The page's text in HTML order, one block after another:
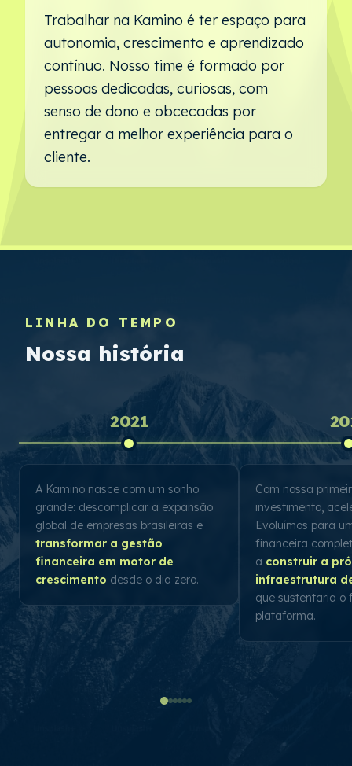
Trabalhar na Kamino é ter espaço para
autonomia, crescimento e aprendizado
contínuo. Nosso time é formado por
pessoas dedicadas, curiosas, com
senso de dono e obcecadas por
entregar a melhor experiência para o
cliente.
LINHA DO TEMPO
Nossa história
2021
A Kamino nasce com um sonho
grande: descomplicar a expansão
global de empresas brasileiras e
transformar a gestão
financeira em motor de
crescimento desde o dia zero.
Com nossa
investimento,
Evoluímos para
financeira
a construir a
infraestrutura
que sustentaria o
plataforma.